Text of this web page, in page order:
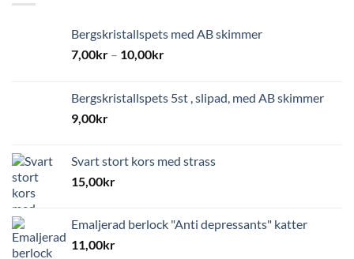
Bergskristallspets med AB skimmer
7,00kr – 10,00kr
Bergskristallspets 5st , slipad, med AB skimmer
9,00kr
Svart stort kors med strass
15,00kr
Emaljerad berlock "Anti depressants" katter
11,00kr